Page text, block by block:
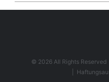
© 2026 All Rights